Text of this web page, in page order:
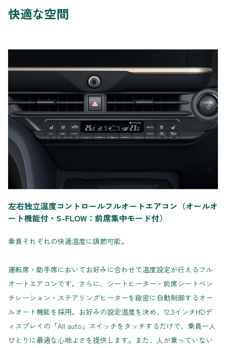
快適な空間
左右独立温度コントロールフルオートエアコン（オールオ
ート機能付・S-FLOW：前席集中モード付）
乗員それぞれの快適温度に調節可能。
運転席・助手席においてお好みに合わせて温度設定が行えるフル
オートエアコンです。さらに、シートヒーター・前席シートベン
チレーション・ステアリングヒーターを緻密に自動制御するオー
ルオート機能を採用。お好みの設定温度を決め、12.3インチHDデ
ィスプレイの「All auto」スイッチをタッチするだけで、乗員一人
ひとりに最適な心地よさを提供します。また、人が乗っていない